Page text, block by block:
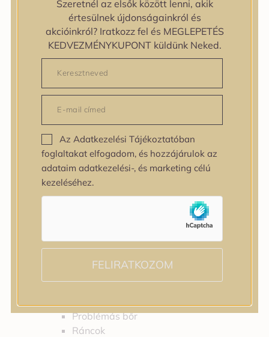
zipiderm
Bőrállapot
Bőrállapot
Bőrtípus
Bőrtípus
Kombinált
Száraz
Zsíros
Bőrprobléma
Bőrprobléma
Bőrpír
Dehidratált bőr
Érzékeny bőr
Fakóság
Problémás bőr
Ráncok
Szeretnél az elsők között lenni, akik
értesülnek újdonságainkról és
akcióinkról? Iratkozz fel és MEGLEPETÉS
KEDVEZMÉNYKUPONT küldünk Neked.
Az Adatkezelési Tájékoztatóban
foglaltakat elfogadom, és hozzájárulok az
adataim adatkezelési-, és marketing célú
kezeléséhez.
FELIRATKOZOM